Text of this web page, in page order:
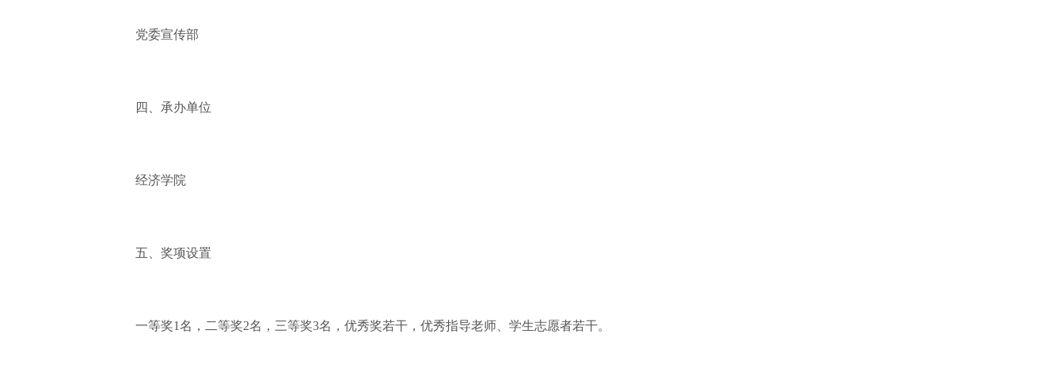
党委宣传部
四、承办单位
经济学院
五、奖项设置
一等奖1名，二等奖2名，三等奖3名，优秀奖若干，优秀指导老师、学生志愿者若干。